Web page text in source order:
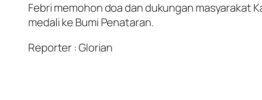
Febri memohon doa dan dukungan masyarakat
medali ke Bumi Penataran.
Reporter : Glorian